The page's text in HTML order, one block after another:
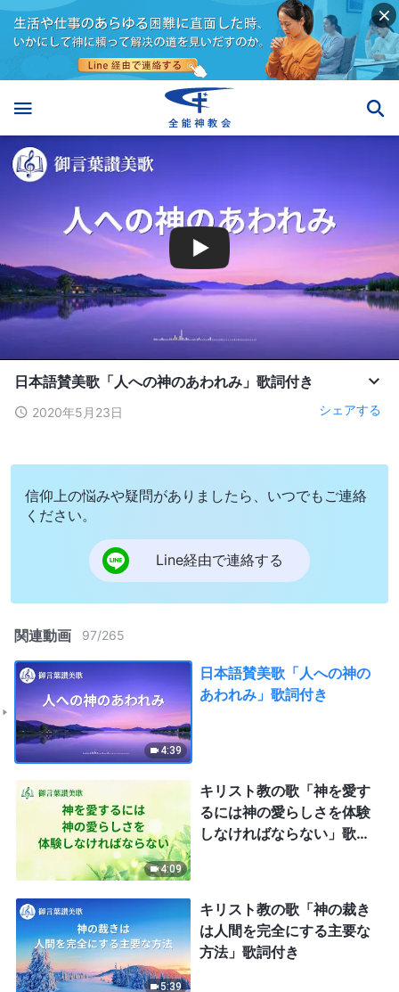
日本語賛美歌「人への神のあわれみ」歌詞付き
2020年5月23日 シェアする
信仰上の悩みや疑問がありましたら、いつでもご連絡
ください。
Line経由で連絡する
関連動画 97/265
4:39
日本語賛美歌「人への神の
あわれみ」歌詞付き
4:09
キリスト教の歌「神を愛す
るには神の愛らしさを体験
しなければならない」歌詞
5:39
キリスト教の歌「神の裁き
は人間を完全にする主要な
方法」歌詞付き